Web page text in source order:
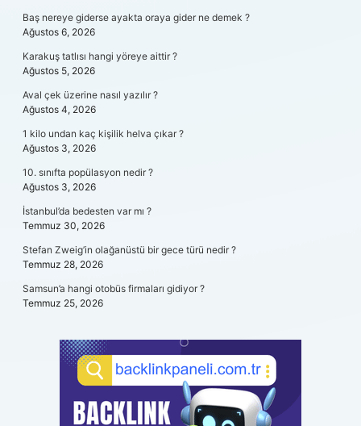
Baş nereye giderse ayakta oraya gider ne demek ?
Ağustos 6, 2026
Karakuş tatlısı hangi yöreye aittir ?
Ağustos 5, 2026
Aval çek üzerine nasıl yazılır ?
Ağustos 4, 2026
1 kilo undan kaç kişilik helva çıkar ?
Ağustos 3, 2026
10. sınıfta popülasyon nedir ?
Ağustos 3, 2026
İstanbul’da bedesten var mı ?
Temmuz 30, 2026
Stefan Zweig’in olağanüstü bir gece türü nedir ?
Temmuz 28, 2026
Samsun’a hangi otobüs firmaları gidiyor ?
Temmuz 25, 2026